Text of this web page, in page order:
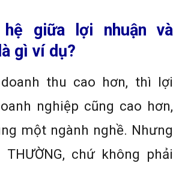
hệ giữa lợi nhuận và
gì ví dụ?
thu cao hơn, thì lợi
nghiệp cũng cao hơn,
một ngành nghề. Nhưng
chứ không phải